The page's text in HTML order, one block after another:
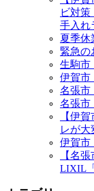
ビ対策
手入れ
夏季休
緊急の
生駒
伊賀
名張
名張
【伊
レが大
伊賀
【名
LIXIL